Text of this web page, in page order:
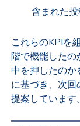
含まれた投
これらのKPIを
階で機能した
中を押したのか
に基づき、次
提案しています。